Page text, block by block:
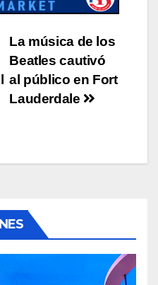
La música de los
Beatles cautivó
al público en Fort
Lauderdale